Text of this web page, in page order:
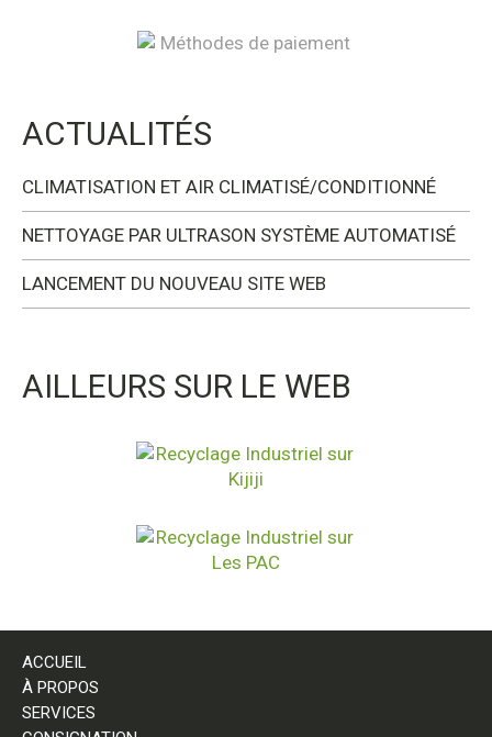
ACTUALITÉS
CLIMATISATION ET AIR CLIMATISÉ/CONDITIONNÉ
NETTOYAGE PAR ULTRASON SYSTÈME AUTOMATISÉ
LANCEMENT DU NOUVEAU SITE WEB
AILLEURS SUR LE WEB
ACCUEIL
À PROPOS
SERVICES